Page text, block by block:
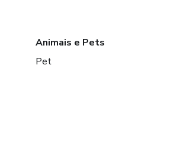
Animais e Pets
Pet